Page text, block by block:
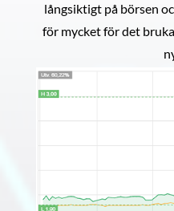
långsiktigt på börsen
för mycket för det